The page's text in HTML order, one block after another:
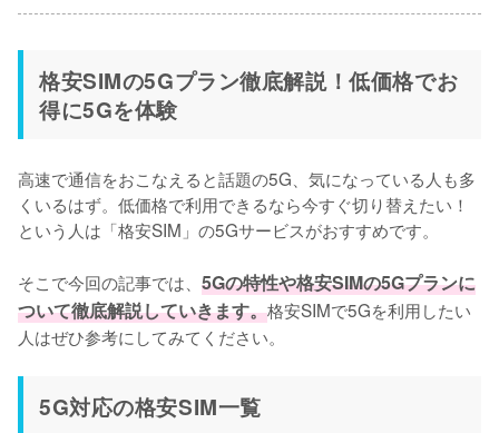
格安SIMの5Gプラン徹底解説！低価格でお
得に5Gを体験
高速で通信をおこなえると話題の5G、気になっている人も多
くいるはず。低価格で利用できるなら今すぐ切り替えたい！
という人は「格安SIM」の5Gサービスがおすすめです。
そこで今回の記事では、 5Gの特性や格安SIMの5Gプランに
ついて徹底解説していきます。格安SIMで5Gを利用したい
人はぜひ参考にしてみてください。
5G対応の格安SIM一覧